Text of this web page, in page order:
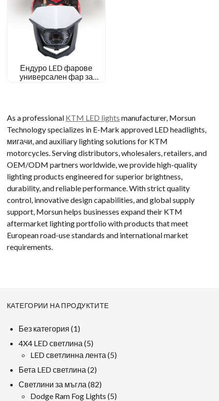
Ендуро LED фарове
универсален фар за
As a professional KTM LED lights manufacturer, Morsun
Technology specializes in E-Mark approved LED headlights
мигачи, and auxiliary lighting solutions for KTM
motorcycles Serving distributors wholesalers retailers and
OEM/ODM partners worldwide we provide high-quality
lighting products engineered for superior brightness
durability, and reliable performance With strict quality
control innovative design capabilities and global supply
support Morsun helps businesses expand their KTM
aftermarket lighting portfolio with products that meet
European road-use standards and international market
requirements
КАТЕГОРИИ НА ПРОДУКТИТЕ
Без категория 11
продукт
4X4 LED светлина 55
продукти
LED светлинна лента 55
Бета LED светлина 22
продукти
Светлини за мъгла 8282
продукти
Dodge Ram Fog Lights 55